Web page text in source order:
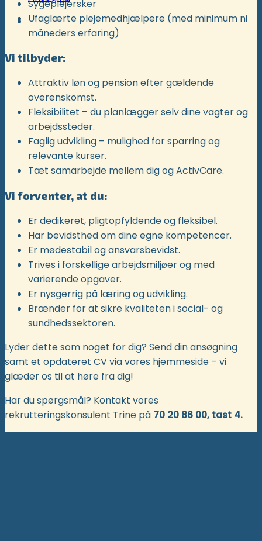
Sygeplejersker
Ufaglærte plejemedhjælpere (med minimum ni
måneders erfaring)
Vi tilbyder:
Attraktiv løn og pension efter gældende
overenskomst.
Fleksibilitet – du planlægger selv dine vagter og
arbejdssteder.
Faglig udvikling – mulighed for sparring og
relevante kurser.
Tæt samarbejde mellem dig og ActivCare.
Vi forventer, at du:
Er dedikeret, pligtopfyldende og fleksibel.
Har bevidsthed om dine egne kompetencer.
Er mødestabil og ansvarsbevidst.
Trives i forskellige arbejdsmiljøer og med
varierende opgaver.
Er nysgerrig på læring og udvikling.
Brænder for at sikre kvaliteten i social- og
sundhedssektoren.
Lyder dette som noget for dig? Send din ansøgning
samt et opdateret CV via vores hjemmeside – vi
glæder os til at høre fra dig!
Har du spørgsmål? Kontakt vores
rekrutteringskonsulent Trine på 70 20 86 00, tast 4.